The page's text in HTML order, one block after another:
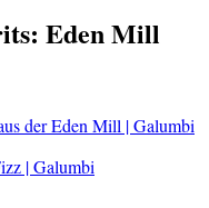
Eden Mill
der Eden Mill | Galumbi
| Galumbi